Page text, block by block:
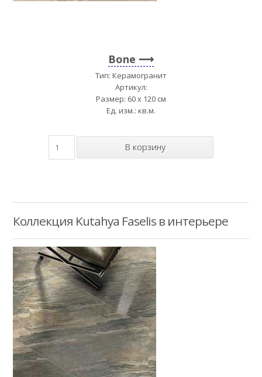
Bone
Тип: Керамогранит
Артикул:
Размер: 60 x 120 см
Ед. изм.: кв.м.
Коллекция Kutahya Faselis в интерьере